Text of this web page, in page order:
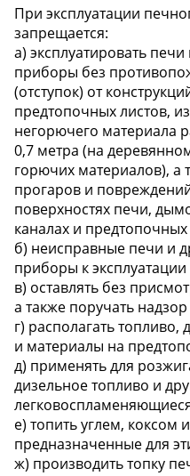
При эксплуатации
запрещается:
а) эксплуатировать
приборы без
(отступок) от
предтопочных листов,
негорючего материала
0,7 метра (на
горючих материалов), а
прогаров и
поверхностях печи,
каналах и предтопочных
б) неисправные печи и
приборы к
в) оставлять без
а также поручать
г) располагать
и материалы на
д) применять для
дизельное топливо и
е) топить углем, коксом
предназначенные для
ж) производить топку